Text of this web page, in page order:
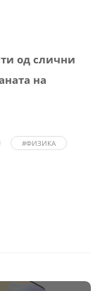
од слични
на
#ФИЗИКА